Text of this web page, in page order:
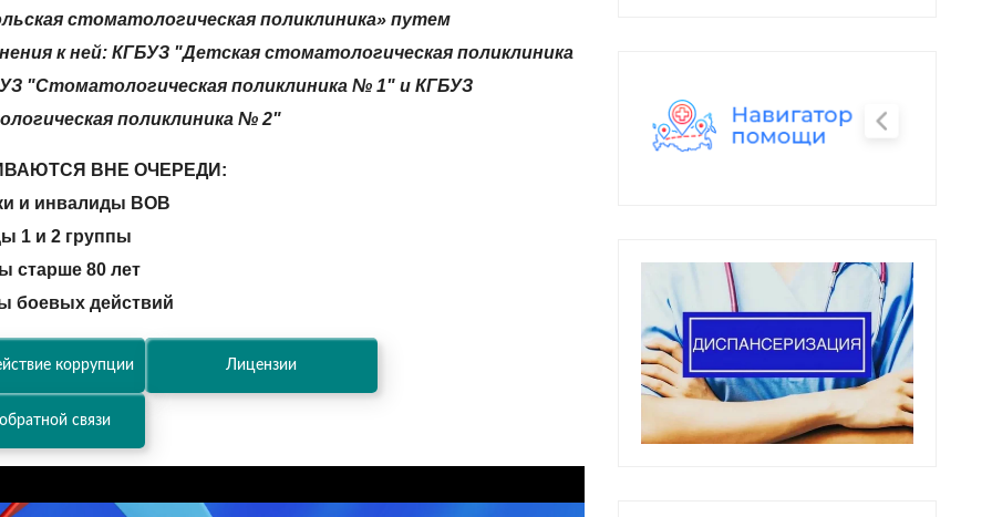
стоматологическая поликлиника» путем
к ней: КГБУЗ "Детская стоматологическая поликлиника
"Стоматологическая поликлиника № 1" и КГБУЗ
поликлиника № 2"
ВНЕ ОЧЕРЕДИ:
и инвалиды ВОВ
1 и 2 группы
старше 80 лет
боевых действий
коррупции Лицензии
связи